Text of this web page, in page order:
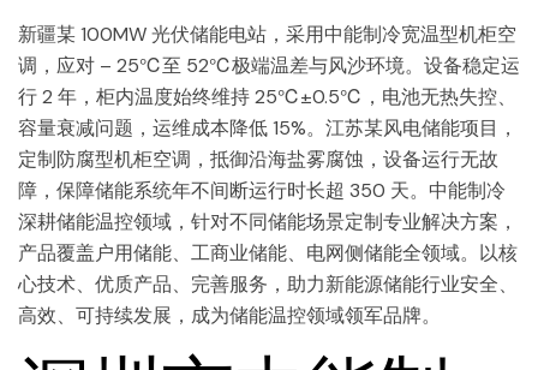
新疆某 100MW 光伏储能电站，采用中能制冷宽温型机柜空
调，应对 – 25℃至 52℃极端温差与风沙环境。设备稳定运
行 2 年，柜内温度始终维持 25℃±0.5℃，电池无热失控、
容量衰减问题，运维成本降低 15%。江苏某风电储能项目，
定制防腐型机柜空调，抵御沿海盐雾腐蚀，设备运行无故
障，保障储能系统年不间断运行时长超 350 天。中能制冷
深耕储能温控领域，针对不同储能场景定制专业解决方案，
产品覆盖户用储能、工商业储能、电网侧储能全领域。以核
心技术、优质产品、完善服务，助力新能源储能行业安全、
高效、可持续发展，成为储能温控领域领军品牌。